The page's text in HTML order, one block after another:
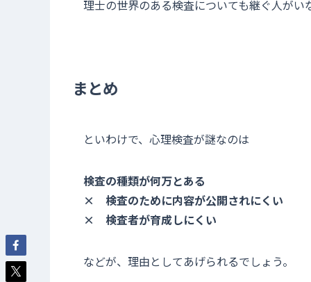
理士の世界のある検査についても継ぐ人が
まとめ
といわけで、心理検査が謎なのは
検査の種類が何万とある
× 検査のために内容が公開されにくい
× 検査者が育成しにくい
などが、理由としてあげられるでしょう。